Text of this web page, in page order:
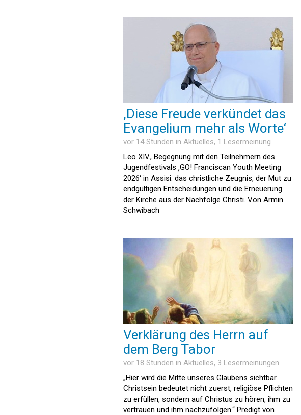
‚Diese Freude verkündet das
Evangelium mehr als Worte‘
vor 14 Stunden in Aktuelles, 1 Lesermeinung
Leo XIV., Begegnung mit den Teilnehmern des
Jugendfestivals ‚GO! Franciscan Youth Meeting
2026‘ in Assisi: das christliche Zeugnis, der Mut zu
endgültigen Entscheidungen und die Erneuerung
der Kirche aus der Nachfolge Christi. Von Armin
Schwibach
Verklärung des Herrn auf
dem Berg Tabor
vor 18 Stunden in Aktuelles, 3 Lesermeinungen
„Hier wird die Mitte unseres Glaubens sichtbar.
Christsein bedeutet nicht zuerst, religiöse Pflichten
zu erfüllen, sondern auf Christus zu hören, ihm zu
vertrauen und ihm nachzufolgen.“ Predigt von